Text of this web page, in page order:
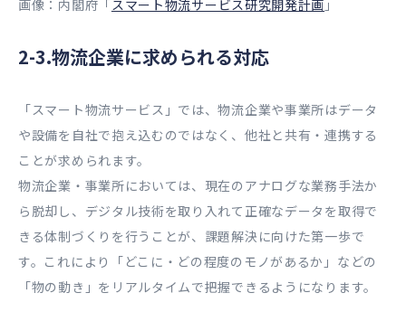
画像：内閣府「スマート物流サービス研究開発計画 」
2-3.物流企業に求められる対応
「スマート物流サービス」では、物流企業や事業所はデータ
や設備を自社で抱え込むのではなく、他社と共有・連携する
ことが求められます。
物流企業・事業所においては、現在のアナログな業務手法か
ら脱却し、デジタル技術を取り入れて正確なデータを取得で
きる体制づくりを行うことが、課題解決に向けた第一歩で
す。これにより「どこに・どの程度のモノがあるか」などの
「物の動き」をリアルタイムで把握できるようになります。